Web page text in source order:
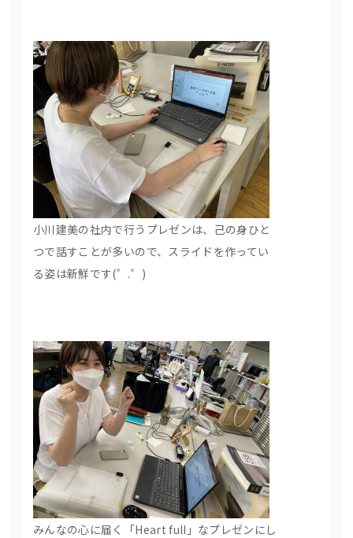
小川建美の社内で行うプレゼンは、己の身ひと
つで話すことが多いので、スライドを作ってい
る姿は新鮮です(゜.゜)
みんなの心に届く「Heart full」なプレゼンにし